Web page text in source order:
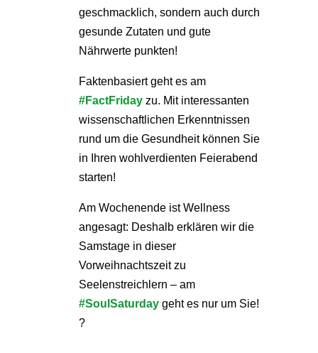
geschmacklich, sondern auch durch
gesunde Zutaten und gute
Nährwerte punkten!
Faktenbasiert geht es am
#FactFridayzu. Mit interessanten
wissenschaftlichen Erkenntnissen
rund um die Gesundheit können Sie
in Ihren wohlverdienten Feierabend
starten!
Am Wochenende ist Wellness
angesagt: Deshalb erklären wir die
Samstage in dieser
Vorweihnachtszeit zu
Seelenstreichlern – am
#SoulSaturdaygeht es nur um Sie!
?